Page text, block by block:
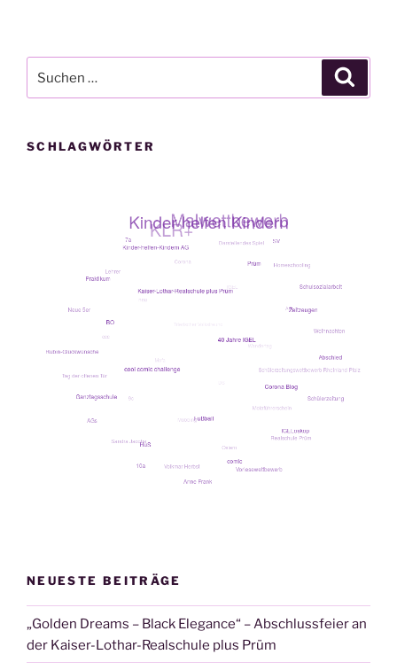
nach:
SCHLAGWÖRTER
NEUESTE BEITRÄGE
„Golden Dreams – Black Elegance“ – Abschlussfeier an
der Kaiser-Lothar-Realschule plus Prüm